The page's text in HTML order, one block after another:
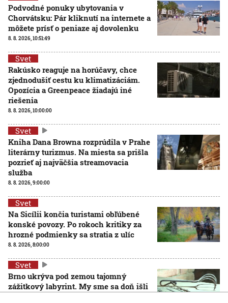
Podvodné ponuky ubytovania v
Chorvátsku: Pár kliknutí na internete a
môžete prísť o peniaze aj dovolenku
8. 8. 2026, 10:51:49
Svet
Rakúsko reaguje na horúčavy, chce
zjednodušiť cestu ku klimatizáciám.
Opozícia a Greenpeace žiadajú iné
riešenia
8. 8. 2026, 10:00:00
Svet
Kniha Dana Browna rozprúdila v Prahe
literárny turizmus. Na miesta sa prišla
pozrieť aj najväčšia streamovacia
služba
8. 8. 2026, 9:00:00
Svet
Na Sicílii končia turistami obľúbené
konské povozy. Po rokoch kritiky za
hrozné podmienky sa stratia z ulíc
8. 8. 2026, 8:00:00
Svet
Brno ukrýva pod zemou tajomný
zážitkový labyrint. My sme sa doň išli